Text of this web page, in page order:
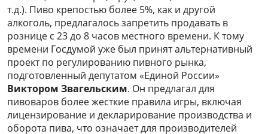
т.д.). Пиво крепостью более 5%, как и другой
алкоголь, предлагалось запретить продавать в
рознице с 23 до 8 часов местного времени. К тому
времени Госдумой уже был принят альтернативный
проект по регулированию пивного рынка,
подготовленный депутатом «Единой России»
Виктором Звагельским. Он предлагал для
пивоваров более жесткие правила игры, включая
лицензирование и декларирование производства и
оборота пива, что означает для производителей